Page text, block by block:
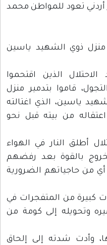
أردني تعود للمواطن محمد
منزل ذوي الشهيد ياسين
الذين اقتحموا
قاموا بتدمير منزل
ياسين، الذي اغتالته
من بيته قبل نحو
أطلق النار في الهواء
بالقوة بعد رفضهم
من حاجياتهم الضرورية
كبيرة من المتفجرات في
وتحويله إلى كومة من
وأدت شدته إلى إلحاق